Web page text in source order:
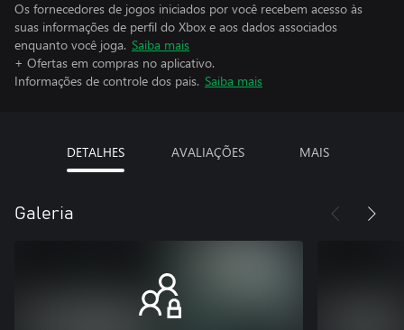
Os fornecedores de jogos iniciados por você recebem acesso às
suas informações de perfil do Xbox e aos dados associados
enquanto você joga. Saiba mais
+ Ofertas em compras no aplicativo.
Informações de controle dos pais. Saiba mais
DETALHES AVALIAÇÕES MAIS
Galeria